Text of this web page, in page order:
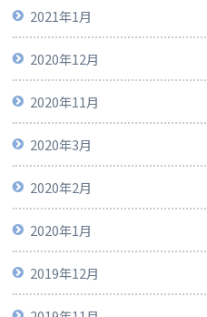
2021年1月
2020年12月
2020年11月
2020年3月
2020年2月
2020年1月
2019年12月